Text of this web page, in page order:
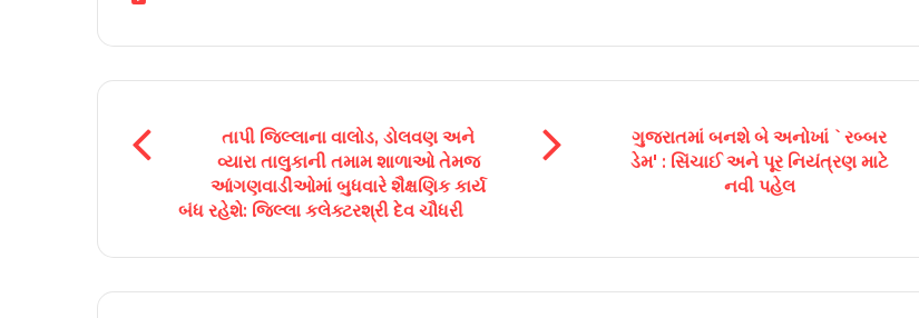
u
e
તાપી જિલ્લાના વાલોડ, ડોલવણ અને
વ્યારા તાલુકાની તમામ શાળાઓ તેમજ
આંગણવાડીઓમાં બુધવારે શૈક્ષણિક કાર્ય
બંધ રહેશે: જિલ્લા કલેક્ટરશ્રી દેવ ચૌધરી
ગુજરાતમાં બનશે બે અનોખાં `રબ્બર
ડેમ' : સિંચાઈ અને પૂર નિયંત્રણ માટે
નવી પહેલ